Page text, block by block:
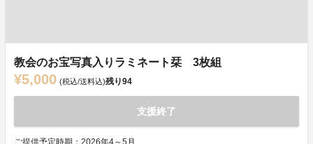
教会のお宝写真入りラミネート栞 3枚組
¥5,000 (税込/送料込)残り94
支援終了